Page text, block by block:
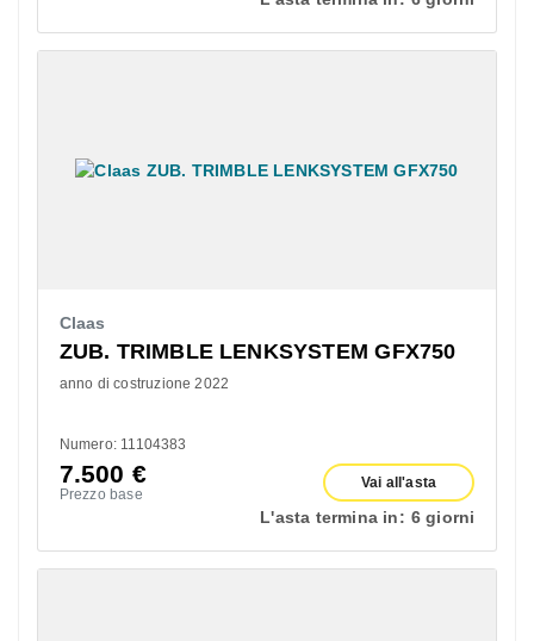
Claas
ZUB. TRIMBLE LENKSYSTEM GFX750
anno di costruzione 2022
Numero: 11104383
7.500 €
Prezzo base
Vai all'asta
L'asta termina in: 6 giorni